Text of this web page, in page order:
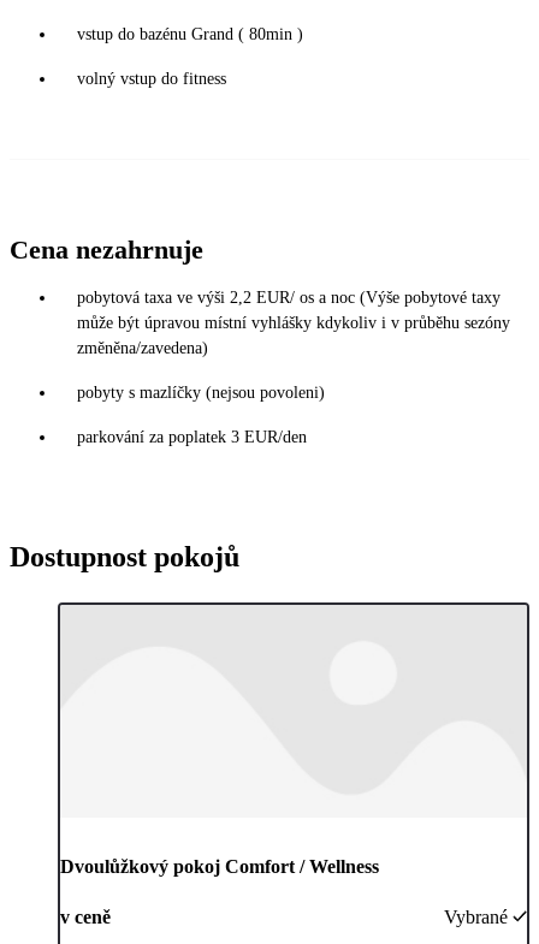
vstup do bazénu Grand ( 80min )
volný vstup do fitness
Cena nezahrnuje
pobytová taxa ve výši 2,2 EUR/ os a noc (Výše pobytové taxy
může být úpravou místní vyhlášky kdykoliv i v průběhu sezóny
změněna/zavedena)
pobyty s mazlíčky (nejsou povoleni)
parkování za poplatek 3 EUR/den
Dostupnost pokojů
Dvoulůžkový pokoj Comfort / Wellness
v ceně Vybrané